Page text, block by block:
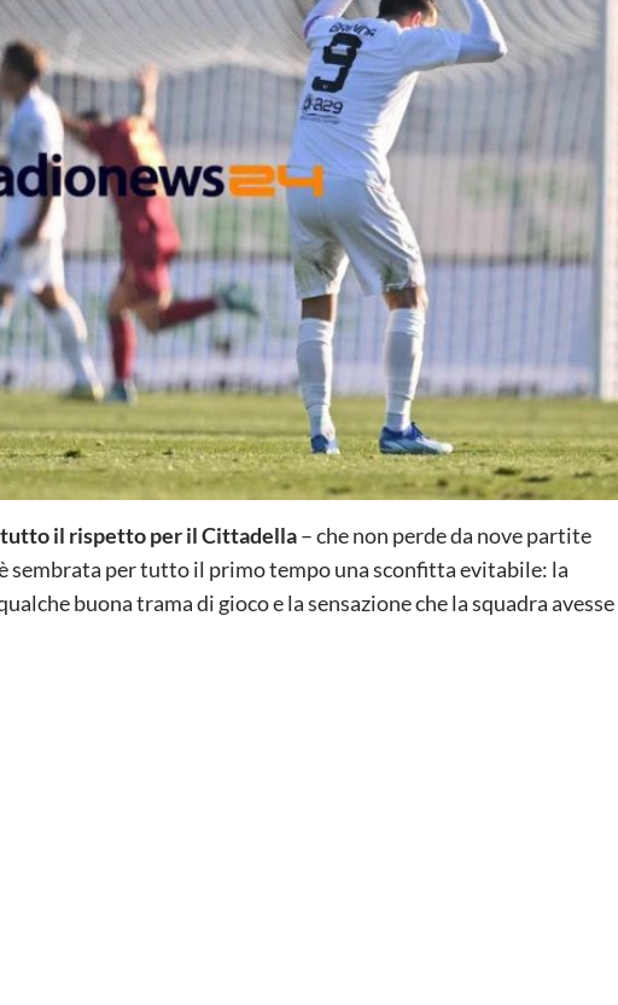
tutto il rispetto per il Cittadella– che non perde da nove partite
sembrata per tutto il primo tempo una sconfitta evitabile: la
buona trama di gioco e la sensazione che la squadra avesse